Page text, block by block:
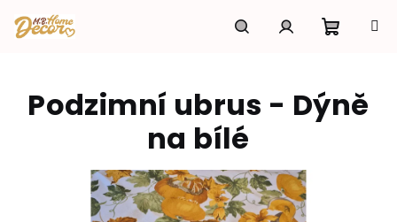
obsah
košík
Podzimní ubrus - Dýně
na bílé